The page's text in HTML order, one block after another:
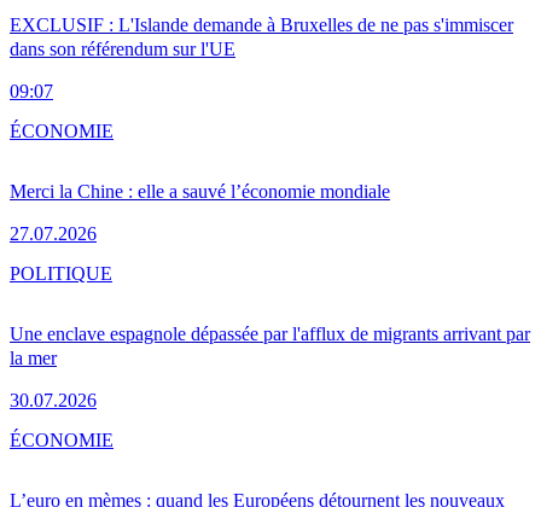
EXCLUSIF : L'Islande demande à Bruxelles de ne pas s'immiscer
dans son référendum sur l'UE
09:07
Merci la Chine : elle a sauvé l’économie mondiale
27.07.2026
ÉCONOMIE
Une enclave espagnole dépassée par l'afflux de migrants arrivant par
la mer
30.07.2026
POLITIQUE
L’euro en mèmes : quand les Européens détournent les nouveaux
ÉCONOMIE